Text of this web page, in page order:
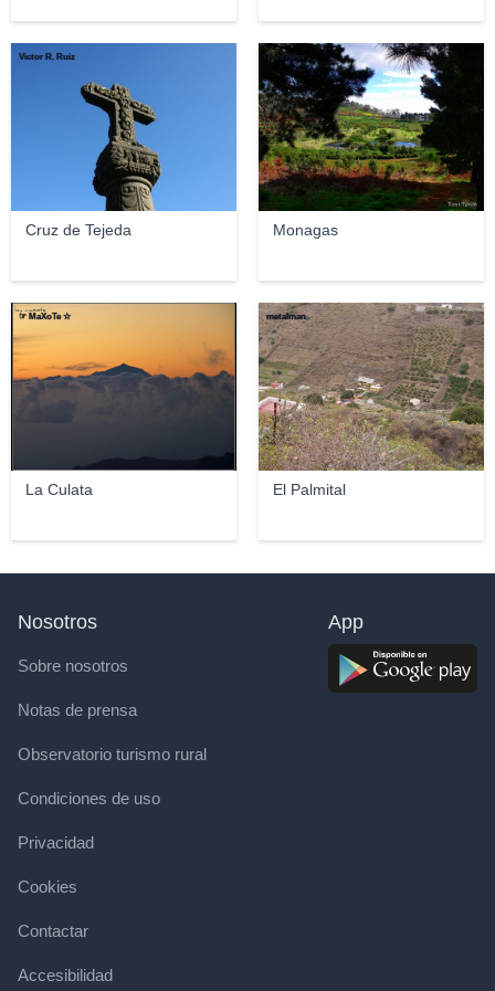
Cruz de Tejeda
Victor R. Ruiz
Monagas
ToniTeror
La Culata
☞ MaXoTe ☆
El Palmital
metalman
Nosotros
Sobre nosotros
Notas de prensa
Observatorio turismo rural
Condiciones de uso
Privacidad
Cookies
Contactar
Accesibilidad
App